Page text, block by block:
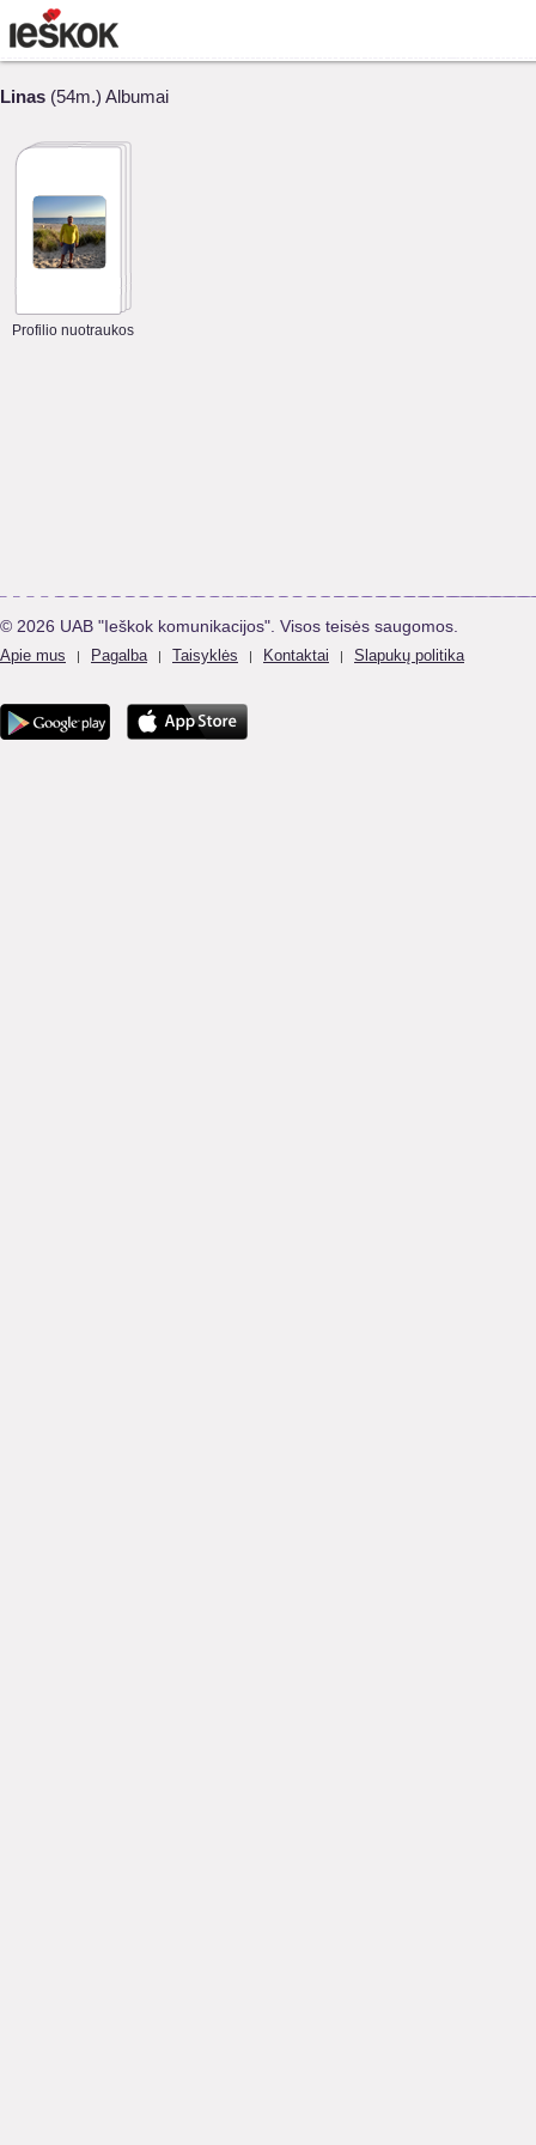
Linas (54m.) Albumai
Profilio nuotraukos
© 2026 UAB "Ieškok komunikacijos". Visos teisės saugomos.
Apie mus | Pagalba | Taisyklės | Kontaktai | Slapukų politika